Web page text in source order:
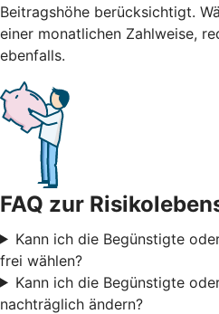
Beitragshöhe berücksichtigt.
einer monatlichen Zahlweise,
ebenfalls.
FAQ zur
Kann ich die Begünstigte
frei wählen?
Kann ich die Begünstigte
nachträglich ändern?